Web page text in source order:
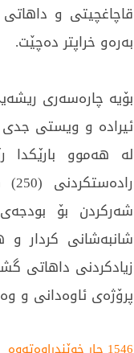
قاچاغچیتی و
بەرەو خراپتر دەچێت.
بۆیە چارەسەری
ئیرادە و ویستى جدی
لە هەموو بارێكدا
شانبەشانی كردار و
زیادكردنی داهاتی
پرۆژەی ئاوەدانی و